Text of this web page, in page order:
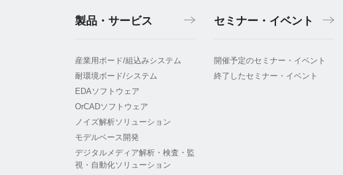
製品・サービス
産業用ボード/組込みシステム
耐環境ボード/システム
EDAソフトウェア
OrCADソフトウェア
ノイズ解析ソリューション
モデルベース開発
デジタルメディア解析・検査・監
視・自動化ソリューション
セミナー・イベント
開催予定のセミナー・イベント
終了したセミナー・イベント